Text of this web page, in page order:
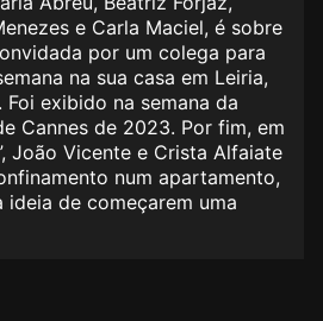
e Carla Maciel, é sobre
por um colega para
na sua casa em Leiria,
exibido na semana da
Cannes de 2023. Por fim, em
João Vicente e Crista Alfaiate
num apartamento,
de começarem uma